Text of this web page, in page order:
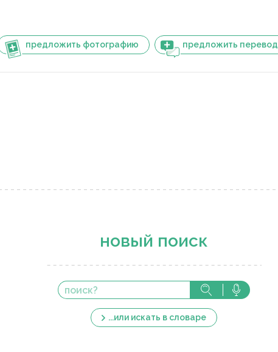
предложить фотографию предложить перевод
новый поиск
...или искать в словаре